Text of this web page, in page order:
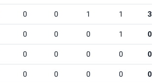
3
1
1
0
0
0
1
0
0
0
0
0
0
0
0
0
0
0
0
0